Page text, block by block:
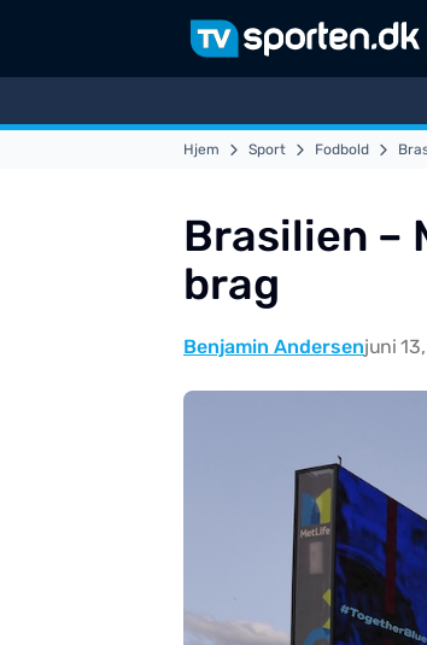
Hjem Sport Fodbold
Brasilien –
brag
Benjamin Andersenjuni